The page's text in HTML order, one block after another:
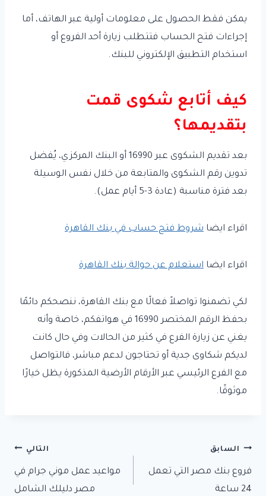
يمكن فقط الحصول على معلومات أولية عبر الهاتف، أما
إجراءات فتح الحساب فتتطلب زيارة أحد الفروع أو
استخدام التطبيق الإلكتروني للبنك.
كيف أتابع شكوى قمت
بتقديمها؟
بعد تقديم الشكوى عبر 16990 أو البنك المركزي، يُفضل
تدوين رقم الشكوى والمتابعة من خلال نفس الوسيلة
بعد فترة مناسبة (عادة 3-5 أيام عمل).
اقراء ايضا شروط فتح حساب في بنك القاهرة
اقراء ايضا استعلام عن حوالة بنك القاهرة
لكي تضمنوا تواصلاً فعالًا مع بنك القاهرة، ننصحكم دائمًا
بحفظ الرقم المختصر 16990 في هواتفكم، خاصة وأنه
يغني عن زيارة الفرع في كثير من الحالات وفي حال كانت
لديكم شكاوى جدية أو تحتاجون لدعم مباشر، فالتواصل
مع الفرع الرئيسي عبر الأرقام الأرضية المذكورة يظل خيارًا
موثوقًا.
تصفّح
المقالات
السابق
فروع بنك مصر التي تعمل
24 ساعة
التالي
مواعيد عمل موني جرام في
مصر دليلك الشامل